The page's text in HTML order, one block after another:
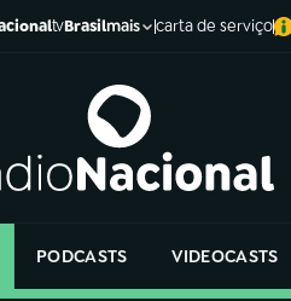
tvBrasilmais carta de serviço
PODCASTS VIDEOCASTS